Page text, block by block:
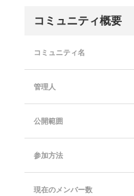
コミュニティ概要
コミュニティ名
管理人
公開範囲
参加方法
現在のメンバー数